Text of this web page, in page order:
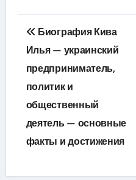
Навигация
по
записям
Биография Кива
Илья — украинский
предприниматель,
политик и
общественный
деятель — основные
факты и достижения